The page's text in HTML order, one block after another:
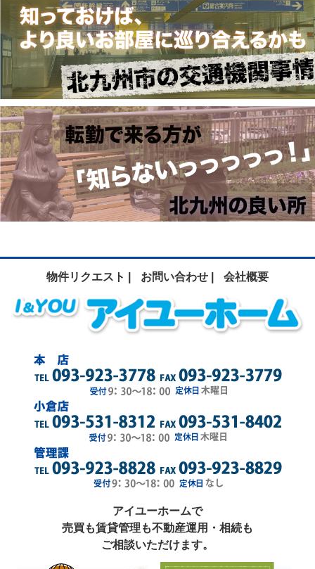
物件リクエスト | お問い合わせ | 会社概要
アイユーホームで
売買も賃貸管理も不動産運用・相続も
ご相談いただけます。